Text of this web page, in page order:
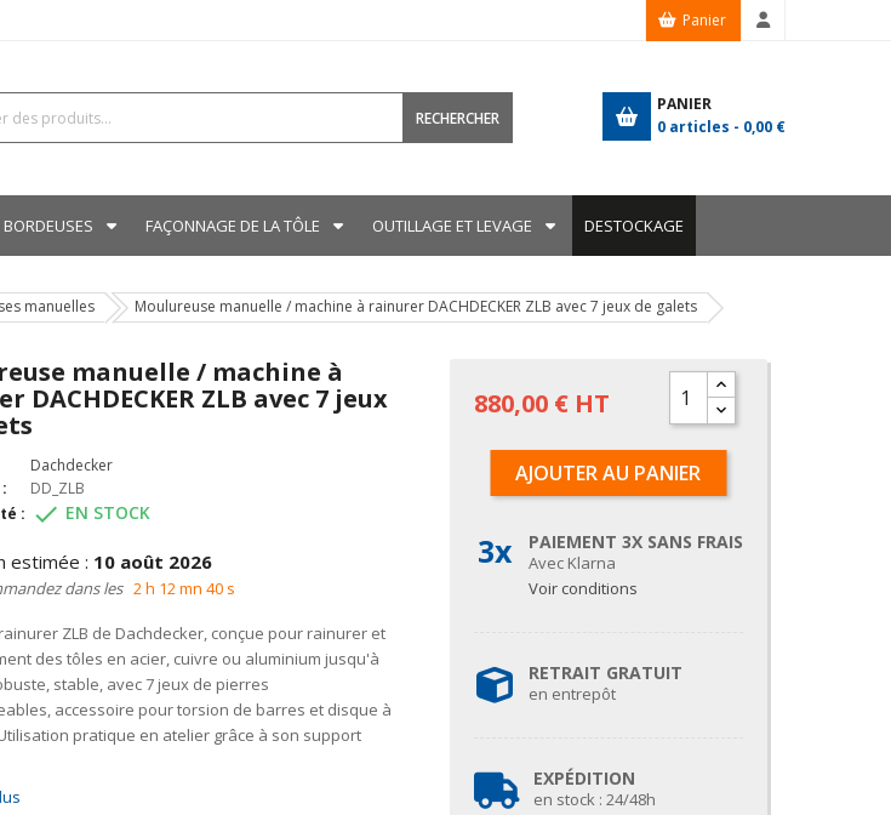
Panier
RECHERCHER
PANIER
0 articles - 0,00 €
BORDEUSES FAÇONNAGE DE LA TÔLE OUTILLAGE ET LEVAGE DESTOCKAGE
manuelles Moulureuse manuelle / machine à rainurer DACHDECKER ZLB avec 7 jeux de galets
manuelle / machine à
DACHDECKER ZLB avec 7 jeux
Dachdecker
DD_ZLB
:  EN STOCK
estimée : 10 août 2026
dans les 2 h 12 mn 39 s
ZLB de Dachdecker, conçue pour rainurer et
des tôles en acier, cuivre ou aluminium jusqu'à
stable, avec 7 jeux de pierres
accessoire pour torsion de barres et disque à
pratique en atelier grâce à son support
880,00 € HT
AJOUTER AU PANIER
3x PAIEMENT 3X SANS FRAIS
Avec Klarna
Voir conditions
RETRAIT GRATUIT
en entrepôt
EXPÉDITION
en stock : 24/48h